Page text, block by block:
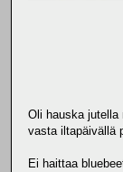
Oli hauska jutella
vasta iltapäivällä
Ei haittaa